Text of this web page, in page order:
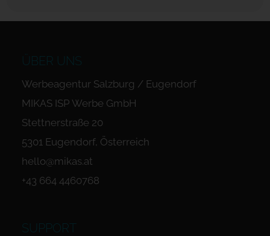
ÜBER UNS
Werbeagentur Salzburg / Eugendorf
MIKAS ISP Werbe GmbH
Stettnerstraße 20
5301 Eugendorf, Österreich
hello@mikas.at
+43 664 4460768
SUPPORT